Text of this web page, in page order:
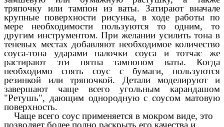
тряпочку или тампон из ваты. Затирают вначале
крупные поверхности рисунка, в ходе работы по
мере необходимости пользуются то одним, то
другим инструментом. При желании усилить тона в
теневых местах добавляют необходимое количество
соуса-тона ударами палочки соуса и тотчас же
растирают эти пятна тампоном ваты. Когда
необходимо снять соус с бумаги, пользуются
резинкой или тряпочкой. Детали моделируют и
завершают чаще всего угольным карандашом
"Ретушь", дающим однородную с соусом матовую
поверхность.
Чаще всего соус применяется в мокром виде, это